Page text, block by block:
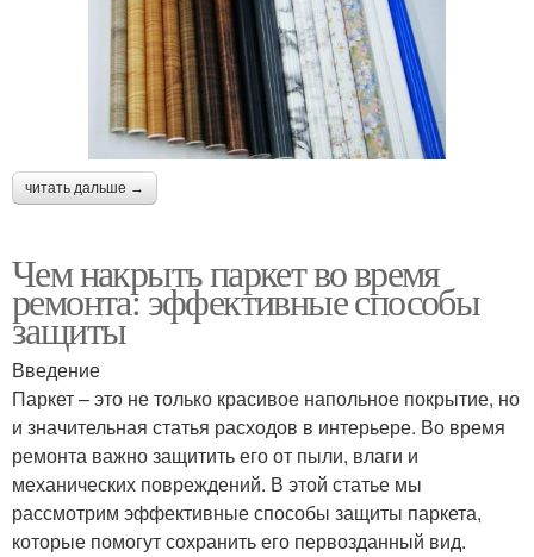
читать дальше →
Чем накрыть паркет во время
ремонта: эффективные способы
защиты
Введение
Паркет – это не только красивое напольное покрытие, но
и значительная статья расходов в интерьере. Во время
ремонта важно защитить его от пыли, влаги и
механических повреждений. В этой статье мы
рассмотрим эффективные способы защиты паркета,
которые помогут сохранить его первозданный вид.